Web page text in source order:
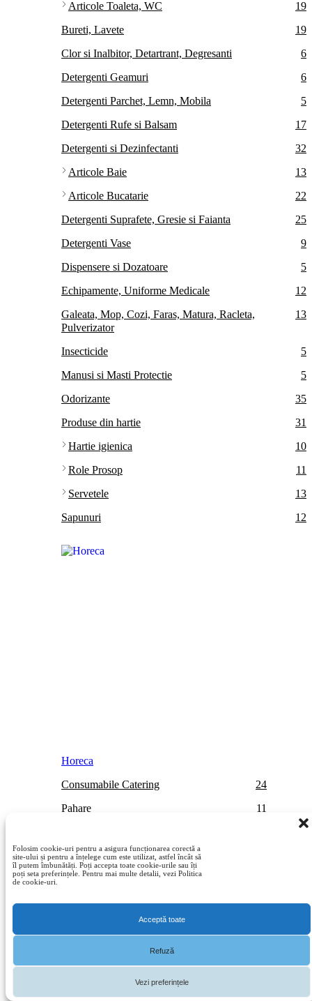
Folosim cookie-uri pentru a asigura funcționarea corectă a
site-ului și pentru a înțelege cum este utilizat, astfel încât să
îl putem îmbunătăți. Poți accepta toate cookie-urile sau îți
poți seta preferințele. Pentru mai multe detalii, vezi Politica
de cookie-uri.
Acceptă toate
Refuză
Vezi preferințele
Articole Toaleta, WC
19
Bureti, Lavete
19
Clor si Inalbitor, Detartrant, Degresanti
6
Detergenti Geamuri
6
Detergenti Parchet, Lemn, Mobila
5
Detergenti Rufe si Balsam
17
Detergenti si Dezinfectanti
32
Articole Baie
13
Articole Bucatarie
22
Detergenti Suprafete, Gresie si Faianta
25
Detergenti Vase
9
Dispensere si Dozatoare
5
Echipamente, Uniforme Medicale
12
Galeata, Mop, Cozi, Faras, Matura, Racleta,
Pulverizator
13
Insecticide
5
Manusi si Masti Protectie
5
Odorizante
35
Produse din hartie
31
Hartie igienica
10
Role Prosop
11
Servetele
13
Sapunuri
12
Horeca
Consumabile Catering
24
Pahare
11